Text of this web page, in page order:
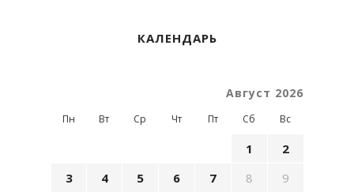
КАЛЕНДАРЬ
Август 2026
Пн Вт Ср Чт Пт Сб Вс
1
2
3
4 5 6 7 8
9